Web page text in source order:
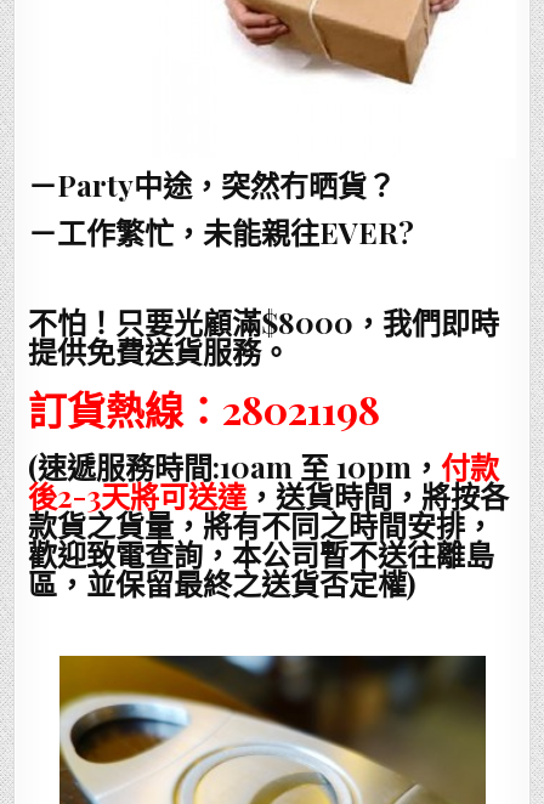
－Party中途，突然冇晒貨？
－工作繁忙，未能親往EVER?
不怕！只要光顧滿$8000，我們即時
提供免費送貨服務。
訂貨熱線：28021198
(速遞服務時間:10am 至 10pm，付款
後2-3天將可送達 ，送貨時間，將按各
款貨之貨量，將有不同之時間安排，
歡迎致電查詢，本公司暫不送往離島
區，並保留最終之送貨否定權)